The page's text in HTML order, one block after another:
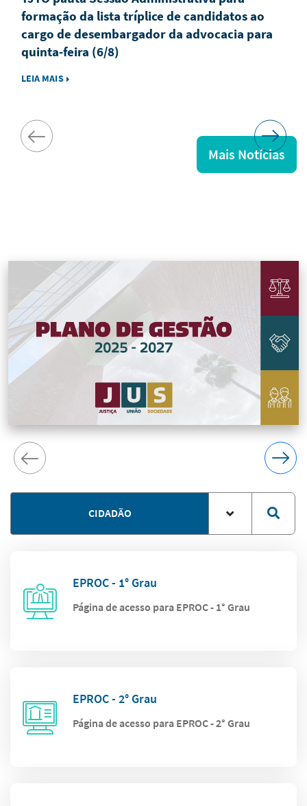
formação da lista tríplice de candidatos ao
cargo de desembargador da advocacia para
quinta-feira (6/8)
LEIA MAIS
Mais Notícias
CIDADÃO
EPROC - 1° Grau
Página de acesso para EPROC - 1° Grau
EPROC - 2° Grau
Página de acesso para EPROC - 2° Grau